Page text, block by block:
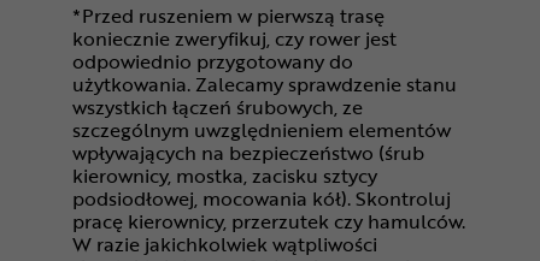
*Przed ruszeniem w pierwszą trasę
koniecznie zweryfikuj, czy rower jest
odpowiednio przygotowany do
użytkowania. Zalecamy sprawdzenie stanu
wszystkich łączeń śrubowych, ze
szczególnym uwzględnieniem elementów
wpływających na bezpieczeństwo (śrub
kierownicy, mostka, zacisku sztycy
podsiodłowej, mocowania kół). Skontroluj
pracę kierownicy, przerzutek czy hamulców.
W razie jakichkolwiek wątpliwości